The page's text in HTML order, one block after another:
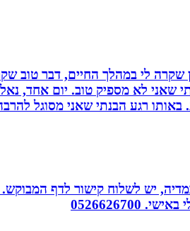
לי במהלך החיים, דבר טוב
שאני לא מספיק טוב. יום אחד,
רגע הבנתי שאני מסוגל
יש לשלוח קישור לדף המבוקש.